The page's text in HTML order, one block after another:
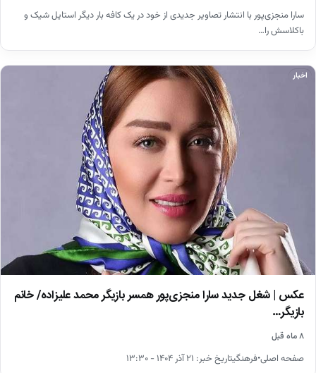
سارا منجزی‌پور با انتشار تصاویر جدیدی از خود در یک کافه بار دیگر استایل شیک و
باکلاسش را…
اخبار
عکس | شغل جدید سارا منجزی‌پور همسر بازیگر محمد علیزاده/ خانم
بازیگر…
۸ ماه قبل
صفحه اصلی•فرهنگیتاریخ خبر: ۲۱ آذر ۱۴۰۴ - ۱۳:۳۰